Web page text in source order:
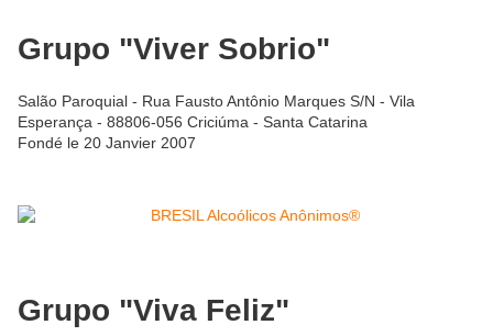
Grupo "Viver Sobrio"
Salão Paroquial - Rua Fausto Antônio Marques S/N - Vila
Esperança - 88806-056 Criciúma - Santa Catarina
Fondé le 20 Janvier 2007
Grupo "Viva Feliz"